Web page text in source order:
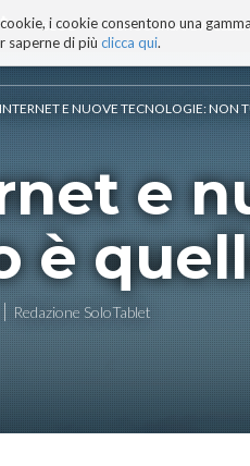
i cookie consentono una
saperne di più clicca qui.
BLOG TECNOCONSAPEVOLEZZA
E NUOVE TECNOLOGIE: NON
e
è
Redazione SoloTablet